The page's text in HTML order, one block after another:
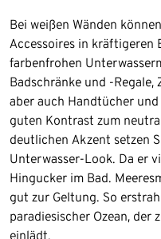
Bei weißen Wänden
Accessoires in kräftigeren
farbenfrohen
Badschränke und -Regale,
aber auch Handtücher
guten Kontrast zum
deutlichen Akzent setzen
Unterwasser-Look. Da er
Hingucker im Bad.
gut zur Geltung. So
paradiesischer Ozean, der
einlädt.